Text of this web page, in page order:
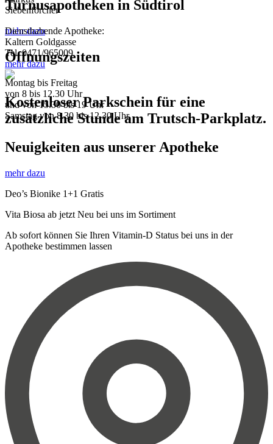
Siebenförcher
mehr dazu
Öffnungszeiten
Montag bis Freitag
von 8 bis 12.30 Uhr
und von 15.30 bis 19 Uhr
Samstag von 8.30 bis 12.30 Uhr
Turnusapotheken in Südtirol
Diensthabende Apotheke:
Kaltern Goldgasse
Tel. 0471/965009
mehr dazu
Kostenloser Parkschein für eine
zusätzliche Stunde am Trutsch-Parkplatz.
Neuigkeiten aus unserer Apotheke
mehr dazu
Deo’s Bionike 1+1 Gratis
Vita Biosa ab jetzt Neu bei uns im Sortiment
Ab sofort können Sie Ihren Vitamin-D Status bei uns in der
Apotheke bestimmen lassen